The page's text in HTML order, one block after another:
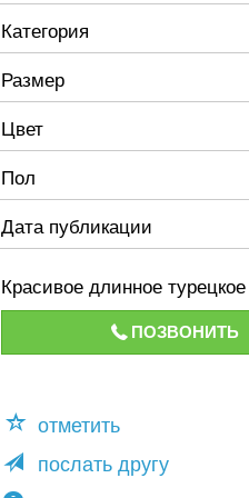
Категория
Размер
Цвет
Пол
Дата публикации
Красивое длинное
ПОЗВОНИТЬ
отметить
послать другу